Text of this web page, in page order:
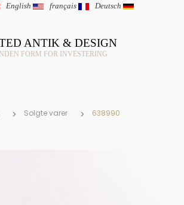
| English | français | Deutsch
ANTIK & DESIGN
FORM FOR INVESTERING
Solgte varer 638990